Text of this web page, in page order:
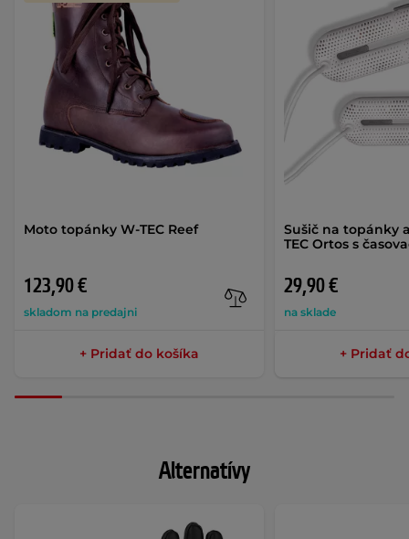
Moto topánky W-TEC Reef
123,90 €
skladom na predajni
+ Pridať do košíka
Sušič na topánky
TEC Ortos s
29,90 €
na sklade
+ Pridať
Alternatívy